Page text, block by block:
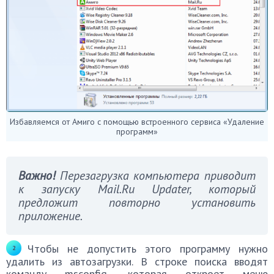
Избавляемся от Амиго с помощью встроенного сервиса «Удаление
программ»
Важно!Перезагрузка компьютера приводит
к запуску Mail.Ru Updater, который
предложит повторно установить
приложение.
Чтобы не допустить этого программу нужно
удалить из автозагрузки. В строке поиска вводят